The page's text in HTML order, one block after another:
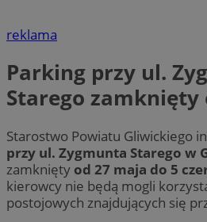
reklama
Parking przy ul.
Starego zamknięty
Starostwo Powiatu Gliwickiego
przy ul. Zygmunta Starego w
zamknięty od 27 maja do 5
kierowcy nie będą mogli
postojowych znajdujących się